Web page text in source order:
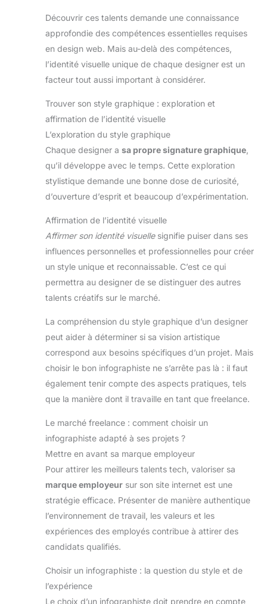
Découvrir ces talents demande une connaissance
approfondie des compétences essentielles requises
en design web. Mais au-delà des compétences,
l’identité visuelle unique de chaque designer est un
facteur tout aussi important à considérer.
Trouver son style graphique : exploration et
affirmation de l’identité visuelle
L’exploration du style graphique
Chaque designer a sa propre signature graphique
qu’il développe avec le temps. Cette exploration
stylistique demande une bonne dose de curiosité,
d’ouverture d’esprit et beaucoup d’expérimentation.
Affirmation de l’identité visuelle
Affirmer son identité visuellesignifie puiser dans ses
influences personnelles et professionnelles pour créer
un style unique et reconnaissable. C’est ce qui
permettra au designer de se distinguer des autres
talents créatifs sur le marché.
La compréhension du style graphique d’un designer
peut aider à déterminer si sa vision artistique
correspond aux besoins spécifiques d’un projet. Mais
choisir le bon infographiste ne s’arrête pas là : il faut
également tenir compte des aspects pratiques, tels
que la manière dont il travaille en tant que freelance.
Le marché freelance : comment choisir un
infographiste adapté à ses projets ?
Mettre en avant sa marque employeur
Pour attirer les meilleurs talents tech, valoriser sa
marque employeur sur son site internet est une
stratégie efficace. Présenter de manière authentique
l’environnement de travail, les valeurs et les
expériences des employés contribue à attirer des
candidats qualifiés.
Choisir un infographiste : la question du style et de
l’expérience
Le choix d’un infographiste doit prendre en compte